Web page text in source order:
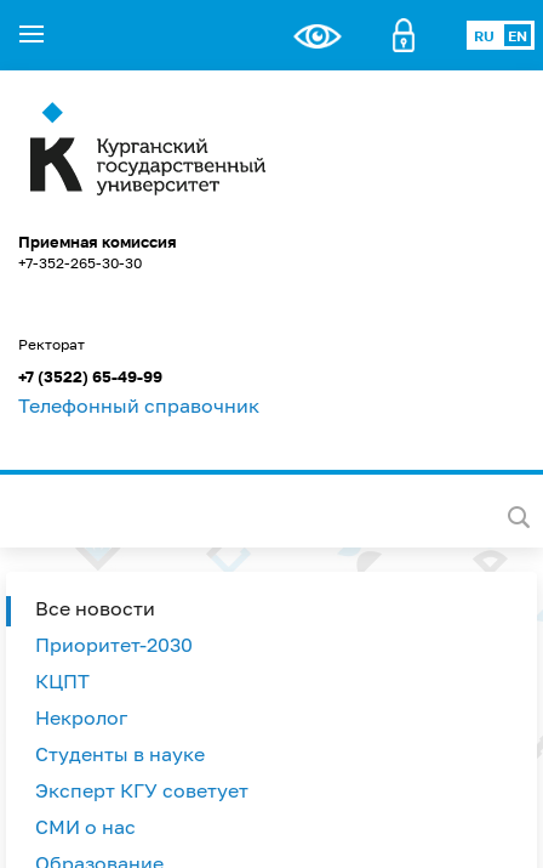
RU EN
Приемная комиссия
+7-352-265-30-30
Ректорат
+7 (3522) 65-49-99
Телефонный справочник
Все новости
Приоритет-2030
КЦПТ
Некролог
Студенты в науке
Эксперт КГУ советует
СМИ о нас
Образование